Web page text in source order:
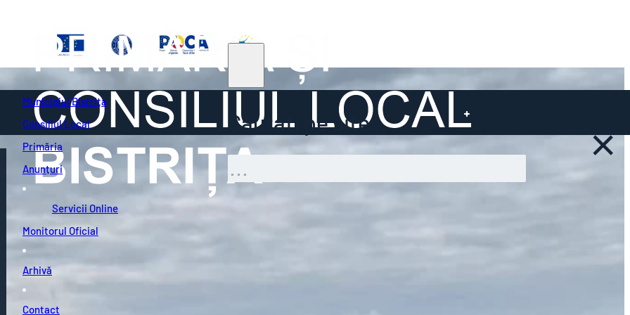
Municipiul Bistrița
Consiliul Local
Primăria
Anunțuri
Servicii Online
Monitorul Oficial
Arhivă
Contact
Căutați pe site ... ×